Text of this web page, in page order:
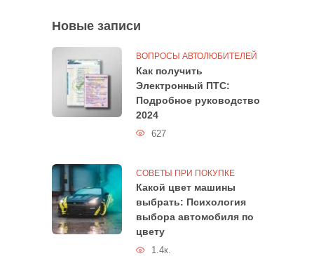
Новые записи
ВОПРОСЫ АВТОЛЮБИТЕЛЕЙ
Как получить
Электронный ПТС:
Подробное руководство
2024
627
СОВЕТЫ ПРИ ПОКУПКЕ
Какой цвет машины
выбрать: Психология
выбора автомобиля по
цвету
1.4к.